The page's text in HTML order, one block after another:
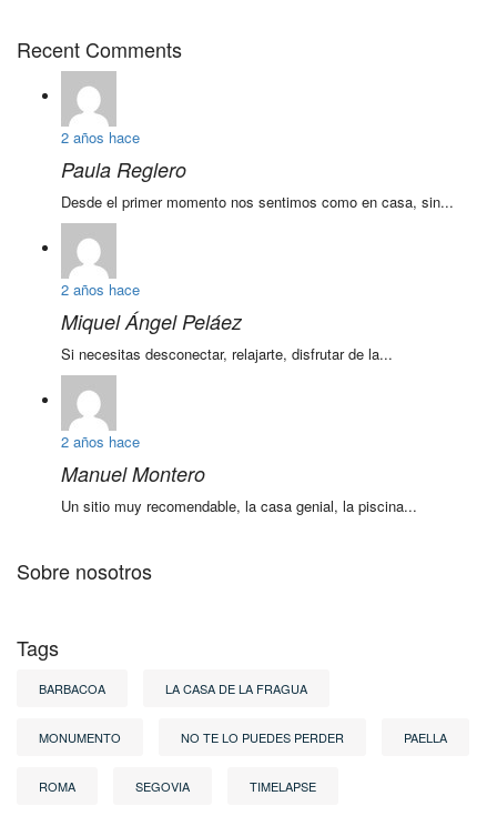
Recent Comments
2 años hace
Paula Reglero
Desde el primer momento nos sentimos como en casa, sin...
2 años hace
Miquel Ángel Peláez
Si necesitas desconectar, relajarte, disfrutar de la...
2 años hace
Manuel Montero
Un sitio muy recomendable, la casa genial, la piscina...
Sobre nosotros
Tags
BARBACOA LA CASA DE LA FRAGUA
MONUMENTO NO TE LO PUEDES PERDER PAELLA
ROMA SEGOVIA TIMELAPSE